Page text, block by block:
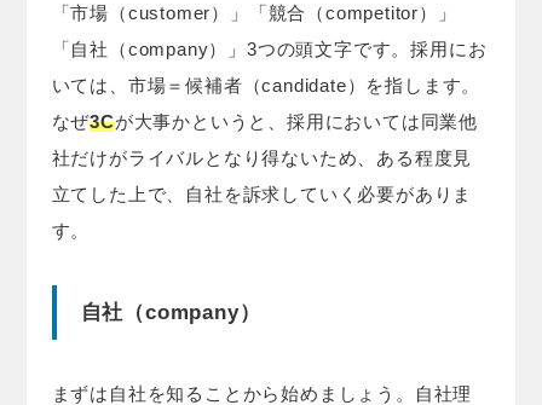
「市場（customer）」「競合（competitor）」
「自社（company）」3つの頭文字です。採用にお
いては、市場＝候補者（candidate）を指します。
なぜ3Cが大事かというと、採用においては同業他
社だけがライバルとなり得ないため、ある程度見
立てした上で、自社を訴求していく必要がありま
す。
自社（company）
まずは自社を知ることから始めましょう。自社理